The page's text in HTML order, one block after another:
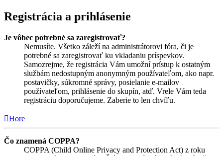
Registrácia a prihlásenie
Je vôbec potrebné sa zaregistrovať?
Nemusíte. Všetko záleží na administrátorovi fóra, či je
potrebné sa zaregistrovať ku vkladaniu príspevkov.
Samozrejme, že registrácia Vám umožní prístup k ostatným
službám nedostupným anonymným používateľom, ako napr.
postavičky, súkromné správy, posielanie e-mailov
používateľom, prihlásenie do skupín, atď. Vrele Vám teda
registráciu doporučujeme. Zaberie to len chvíľu.
Hore
Čo znamená COPPA?
COPPA (Child Online Privacy and Protection Act) z roku